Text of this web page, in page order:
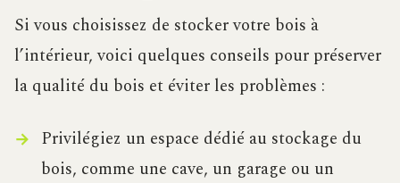
Si vous choisissez de stocker votre bois à
l’intérieur, voici quelques conseils pour préserver
la qualité du bois et éviter les problèmes :
Privilégiez un espace dédié au stockage du
bois, comme une cave, un garage ou un